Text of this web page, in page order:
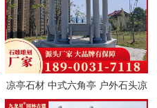
凉亭石材 中式六角亭 户外石头凉
亭图片 九龙星